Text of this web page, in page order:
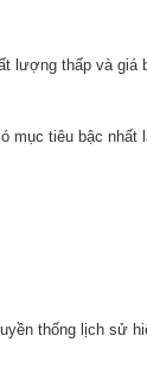
lượng thấp và giá
mục tiêu bậc
thống lịch sử